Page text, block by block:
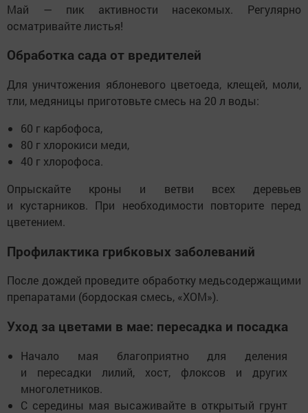
Май — пик активности насекомых. Регулярно
осматривайте листья!
Обработка сада от вредителей
Для уничтожения яблоневого цветоеда, клещей, моли,
тли, медяницы приготовьте смесь на 20 л воды:
60 г карбофоса,
80 г хлорокиси меди,
40 г хлорофоса.
Опрыскайте кроны и ветви всех деревьев
и кустарников. При необходимости повторите перед
цветением.
Профилактика грибковых заболеваний
После дождей проведите обработку медьсодержащими
препаратами (бордоская смесь, «ХОМ»).
Уход за цветами в мае: пересадка и посадка
Начало мая благоприятно для деления
и пересадки лилий, хост, флоксов и других
многолетников.
С середины мая высаживайте в открытый грунт